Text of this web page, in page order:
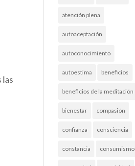
las
atención plena
autoaceptación
autoconocimiento
autoestima beneficios
beneficios de la meditación
bienestar compasión
confianza consciencia
constancia consumismo